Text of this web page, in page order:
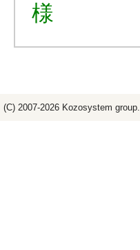
様
(C) 2007-2026 Kozosystem group.